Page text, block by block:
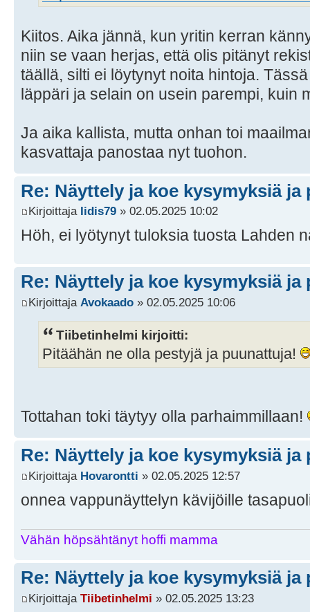
Kiitos. Aika jännä, kun yritin kerran
niin se vaan herjas, että olis pitänyt
täällä, silti ei löytynyt noita hintoja.
läppäri ja selain on usein parempi, kuin
Ja aika kallista, mutta onhan toi
kasvattaja panostaa nyt tuohon.
Re: Näyttely ja koe kysymyksiä ja
Kirjoittaja Iidis79 » 02.05.2025 10:02
Höh, ei lyötynyt tuloksia tuosta Lahden
Re: Näyttely ja koe kysymyksiä ja
Kirjoittaja Avokaado » 02.05.2025 10:06
Tiibetinhelmi kirjoitti:
Pitäähän ne olla pestyjä ja puunattuja!
Tottahan toki täytyy olla parhaimmillaan!
Re: Näyttely ja koe kysymyksiä ja
Kirjoittaja Hovarontti » 02.05.2025 12:57
onnea vappunäyttelyn kävijöille
Vähän höpsähtänyt hoffi mamma
Re: Näyttely ja koe kysymyksiä ja
Kirjoittaja Tiibetinhelmi » 02.05.2025 13:23